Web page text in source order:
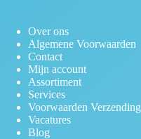
Over ons
Algemene Voorwaarden
Contact
Mijn account
Assortiment
Services
Voorwaarden Verzending
Vacatures
Blog